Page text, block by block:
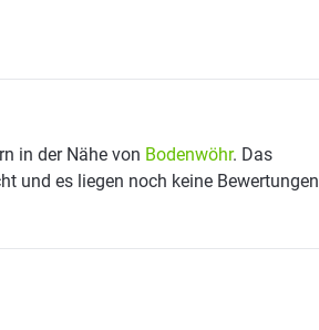
in der Nähe von Bodenwöhr. Das
und es liegen noch keine Bewertungen